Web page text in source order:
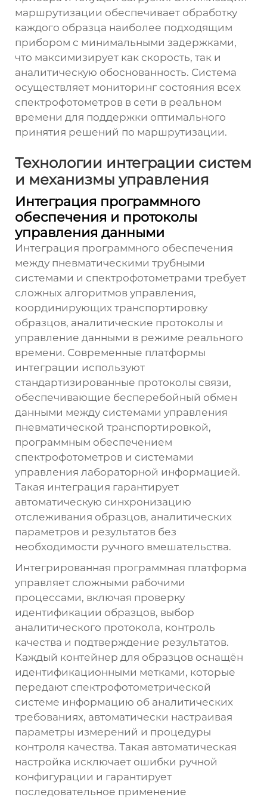
маршрутизации обеспечивает обработку
каждого образца наиболее подходящим
прибором с минимальными задержками,
что максимизирует как скорость, так и
аналитическую обоснованность. Система
осуществляет мониторинг состояния всех
спектрофотометров в сети в реальном
времени для поддержки оптимального
принятия решений по маршрутизации.
Технологии интеграции систем
и механизмы управления
Интеграция программного
обеспечения и протоколы
управления данными
Интеграция программного обеспечения
между пневматическими трубными
системами и спектрофотометрами требует
сложных алгоритмов управления,
координирующих транспортировку
образцов, аналитические протоколы и
управление данными в режиме реального
времени. Современные платформы
интеграции используют
стандартизированные протоколы связи,
обеспечивающие бесперебойный обмен
данными между системами управления
пневматической транспортировкой,
программным обеспечением
спектрофотометров и системами
управления лабораторной информацией.
Такая интеграция гарантирует
автоматическую синхронизацию
отслеживания образцов, аналитических
параметров и результатов без
необходимости ручного вмешательства.
Интегрированная программная платформа
управляет сложными рабочими
процессами, включая проверку
идентификации образцов, выбор
аналитического протокола, контроль
качества и подтверждение результатов.
Каждый контейнер для образцов оснащён
идентификационными метками, которые
передают спектрофотометрической
системе информацию об аналитических
требованиях, автоматически настраивая
параметры измерений и процедуры
контроля качества. Такая автоматическая
настройка исключает ошибки ручной
конфигурации и гарантирует
последовательное применение